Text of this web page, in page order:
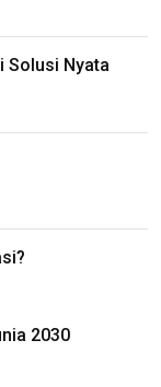
Solusi Nyata
2030